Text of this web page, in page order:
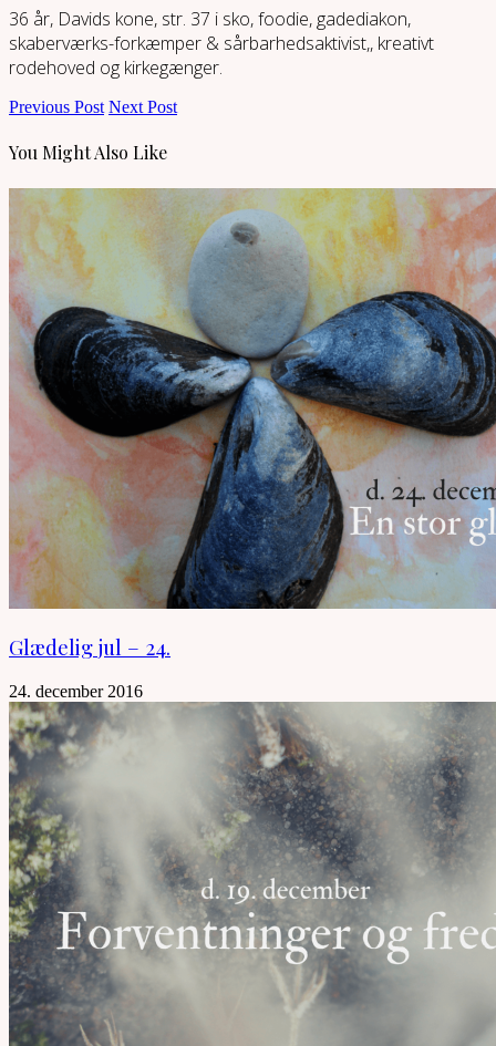
36 år, Davids kone, str. 37 i sko, foodie, gadediakon,
skaberværks-forkæmper & sårbarhedsaktivist,, kreativt
rodehoved og kirkegænger.
Previous Post Next Post
You Might Also Like
Glædelig jul – 24.
24. december 2016